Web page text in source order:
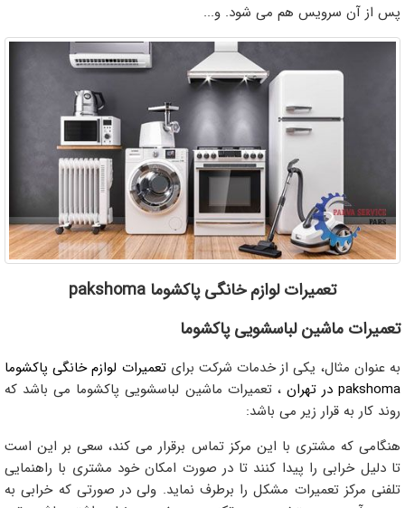
پس از آن سرویس هم می شود. و...
تعمیرات لوازم خانگی پاکشوما pakshoma
تعمیرات ماشین لباسشویی پاکشوما
به عنوان مثال، یکی از خدمات شرکت برایتعمیرات لوازم خانگی پاکشوما
pakshoma در تهران
، تعمیرات ماشین لباسشویی پاکشوما می باشد که
روند کار به قرار زیر می باشد:
هنگامی که مشتری با این مرکز تماس برقرار می کند، سعی بر این است
تا دلیل خرابی را پیدا کنند تا در صورت امکان خود مشتری با راهنمایی
تلفنی مرکز تعمیرات مشکل را برطرف نماید. ولی در صورتی که خرابی به